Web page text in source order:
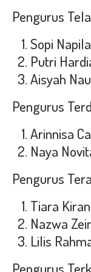
Pengurus
Sopi
Putri
Aisyah
Pengurus
Arinnisa
Naya
Pengurus
Tiara
Nazwa
Lilis
Pengurus